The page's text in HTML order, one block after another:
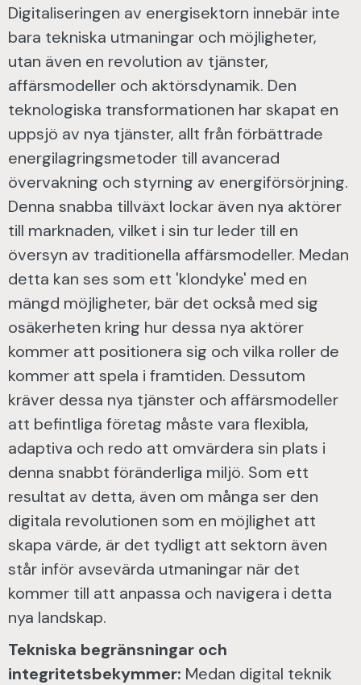
Digitaliseringen av energisektorn innebär inte
bara tekniska utmaningar och möjligheter,
utan även en revolution av tjänster,
affärsmodeller och aktörsdynamik. Den
teknologiska transformationen har skapat en
uppsjö av nya tjänster, allt från förbättrade
energilagringsmetoder till avancerad
övervakning och styrning av energiförsörjning.
Denna snabba tillväxt lockar även nya aktörer
till marknaden, vilket i sin tur leder till en
översyn av traditionella affärsmodeller. Medan
detta kan ses som ett 'klondyke' med en
mängd möjligheter, bär det också med sig
osäkerheten kring hur dessa nya aktörer
kommer att positionera sig och vilka roller de
kommer att spela i framtiden. Dessutom
kräver dessa nya tjänster och affärsmodeller
att befintliga företag måste vara flexibla,
adaptiva och redo att omvärdera sin plats i
denna snabbt föränderliga miljö. Som ett
resultat av detta, även om många ser den
digitala revolutionen som en möjlighet att
skapa värde, är det tydligt att sektorn även
står inför avsevärda utmaningar när det
kommer till att anpassa och navigera i detta
nya landskap.
Tekniska begränsningar och
integritetsbekymmer: Medan digital teknik